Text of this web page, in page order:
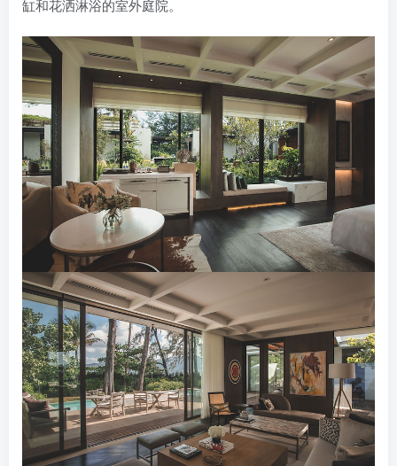
缸和花洒淋浴的室外庭院。